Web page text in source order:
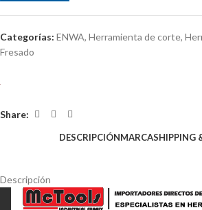
Categorías: ENWA, Herramienta de corte,
Fresado
Share:
DESCRIPCIÓNMARCASHIPPING
Descripción